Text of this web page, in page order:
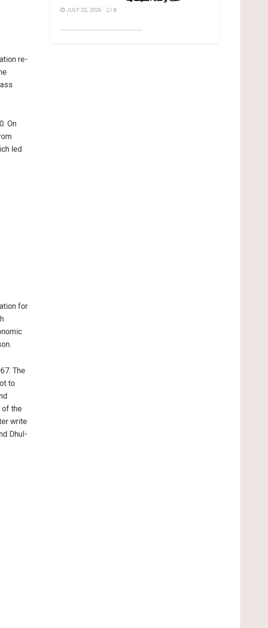
re-
On
led
for
The
to
of the
write
Dhul-
JULY 22, 2026 0
........................................................